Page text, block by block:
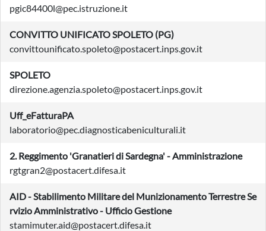
pgic84400l@pec.istruzione.it
CONVITTO UNIFICATO SPOLETO (PG)
convittounificato.spoleto@postacert.inps.gov.it
SPOLETO
direzione.agenzia.spoleto@postacert.inps.gov.it
Uff_eFatturaPA
laboratorio@pec.diagnosticabeniculturali.it
2. Reggimento 'Granatieri di Sardegna' - Amministrazione
rgtgran2@postacert.difesa.it
AID - Stabilimento Militare del Munizionamento Terrestre Se
rvizio Amministrativo - Ufficio Gestione
stamimuter.aid@postacert.difesa.it